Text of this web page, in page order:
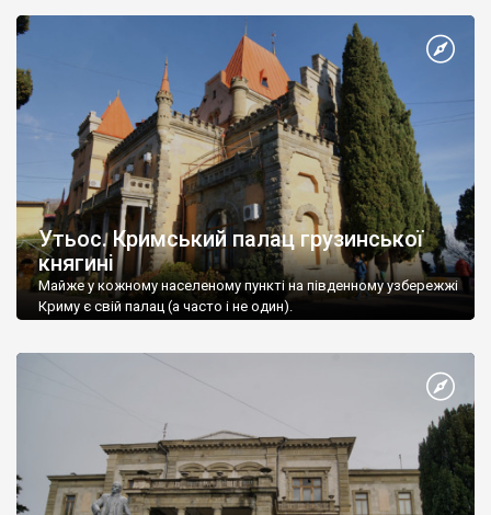
Утьос. Кримський палац грузинської
княгині
Майже у кожному населеному пункті на південному узбережжі
Криму є свій палац (а часто і не один).